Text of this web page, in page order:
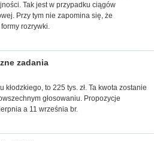
Tak jest w przypadku ciągów
Przy tym nie zapomina się, że
rozrywki.
zadania
to 225 tys. zł. Ta kwota zostanie
głosowaniu. Propozycje
a 11 września br.